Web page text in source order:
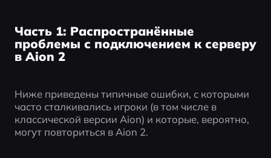
Часть 1: Распространённые
проблемы с подключением к серверу
в Aion 2
Ниже приведены типичные ошибки, с которыми
часто сталкивались игроки (в том числе в
классической версии Aion) и которые, вероятно,
могут повториться в Aion 2.